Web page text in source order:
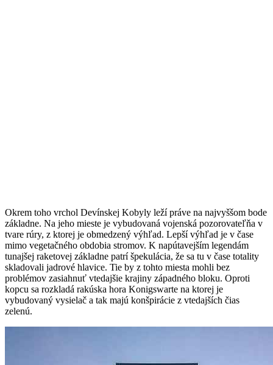
Okrem toho vrchol Devínskej Kobyly leží práve na najvyššom bode
základne. Na jeho mieste je vybudovaná vojenská pozorovateľňa v
tvare rúry, z ktorej je obmedzený výhľad. Lepší výhľad je v čase
mimo vegetačného obdobia stromov. K napútavejším legendám
tunajšej raketovej základne patrí špekulácia, že sa tu v čase totality
skladovali jadrové hlavice. Tie by z tohto miesta mohli bez
problémov zasiahnuť vtedajšie krajiny západného bloku. Oproti
kopcu sa rozkladá rakúska hora Konigswarte na ktorej je
vybudovaný vysielač a tak majú konšpirácie z vtedajších čias
zelenú.